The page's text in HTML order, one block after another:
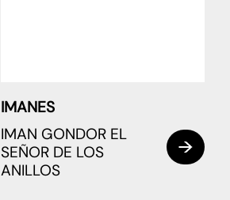
IMANES
IMAN GONDOR EL
SEÑOR DE LOS
ANILLOS